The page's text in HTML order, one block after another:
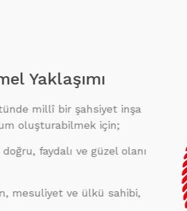
bir şahsiyet inşa
için;
ve güzel olanı
ve ülkü sahibi,